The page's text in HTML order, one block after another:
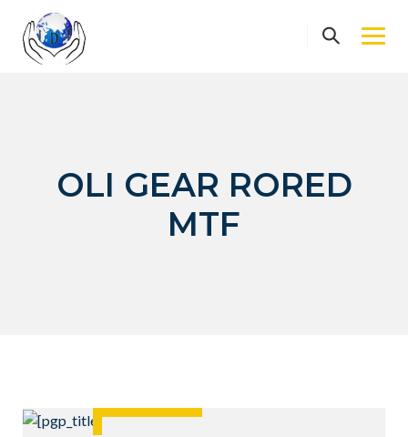
content
OLI GEAR RORED
MTF